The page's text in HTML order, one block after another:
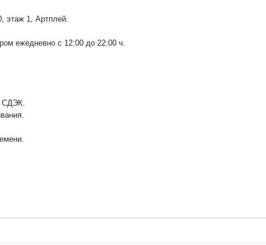
, этаж 1, Артплей.
ежедневно с 12:00 до 22:00 ч.
СДЭК.